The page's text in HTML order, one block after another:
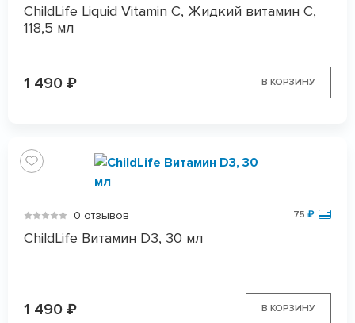
ChildLife Liquid Vitamin C, Жидкий витамин C,
118,5 мл
1 490 ₽ В КОРЗИНУ
0 отзывов 75 ₽
ChildLife Витамин D3, 30 мл
1 490 ₽ В КОРЗИНУ